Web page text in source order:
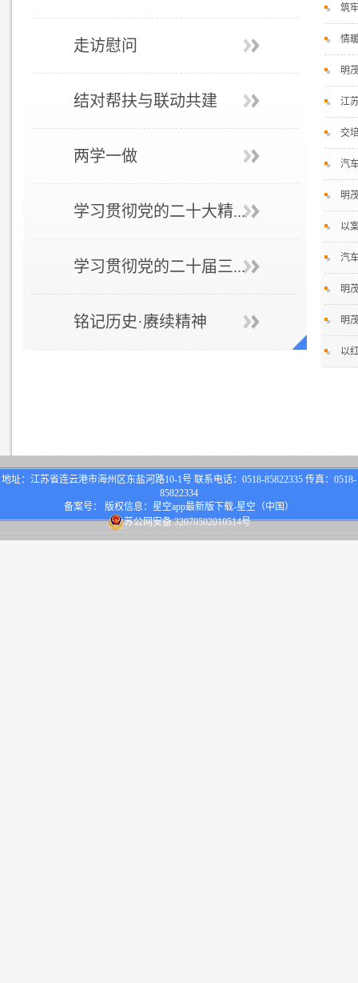
走访慰问
结对帮扶与联动共建
两学一做
学习贯彻党的二十大精...
学习贯彻党的二十届三...
铭记历史·赓续精神
筑
情
明
江
交
汽
明
以
汽
明
明
以
地址：江苏省连云港市海州区东盐河路10-1号 联系电话：0518-85822335 传真：0518-
85822334
备案号： 版权信息：星空app最新版下载-星空（中国）
苏公网安备 32070502010514号